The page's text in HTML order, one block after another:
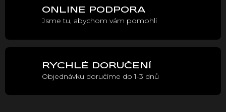
y
v
ý
i
u
ONLINE PODPORA
Jsme tu, abychom vám pomohli
RYCHLÉ DORUČENÍ
Objednávku doručíme do 1-3 dnů